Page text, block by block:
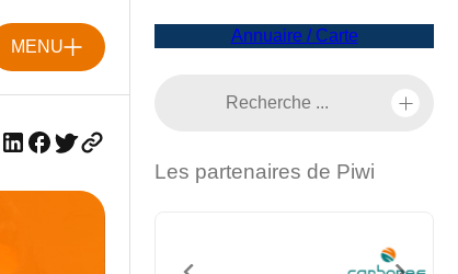
MENU
Annuaire / Carte
Les partenaires de Piwi